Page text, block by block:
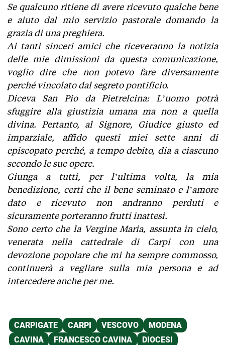
Se qualcuno ritiene di avere ricevuto qualche bene
e aiuto dal mio servizio pastorale domando la
grazia di una preghiera.
Ai tanti sinceri amici che riceveranno la notizia
delle mie dimissioni da questa comunicazione,
voglio dire che non potevo fare diversamente
perché vincolato dal segreto pontificio.
Diceva San Pio da Pietrelcina: L’uomo potrà
sfuggire alla giustizia umana ma non a quella
divina. Pertanto, al Signore, Giudice giusto ed
imparziale, affido questi miei sette anni di
episcopato perché, a tempo debito, dia a ciascuno
secondo le sue opere.
Giunga a tutti, per l’ultima volta, la mia
benedizione, certi che il bene seminato e l’amore
dato e ricevuto non andranno perduti e
sicuramente porteranno frutti inattesi.
Sono certo che la Vergine Maria, assunta in cielo,
venerata nella cattedrale di Carpi con una
devozione popolare che mi ha sempre commosso,
continuerà a vegliare sulla mia persona e ad
intercedere anche per me.